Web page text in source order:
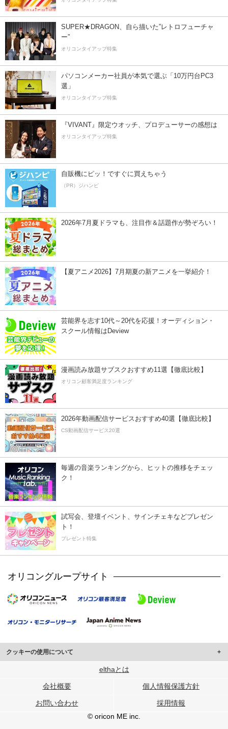
SUPER★DRAGON、自ら描いた”レトロフューチャ
ー”
オリコンタイアップ特集
パソコンメーカー社員が本気で選ぶ「10万円台PC3
選」
オリコンタイアップ特集
『VIVANT』限定ウオッチ、プロデューサーの感想は
オリコンタイアップ特集
自販機にピッ！ですぐに買えちゃう
（PR）ジハンピ
2026年7月夏ドラマも、注目作＆話題作が勢ぞろい！
【夏アニメ2026】7月期夏の新アニメを一挙紹介！
芸能界を志す10代～20代を応援！オーディション・
スクール情報はDeview
漫画読み放題サブスクおすすめ11選【徹底比較】
オリコン顧客満足度ランキング
2026年動画配信サービスおすすめ40選【徹底比較】
CS動画配信サービス20選
毎週の音楽ランキングから、ヒットの推移をチェッ
ク！
試写会、登壇イベント、サインチェキなどプレゼン
ト！
プレゼント特集
オリコングループサイト
クッキーの使用について
このサイトでは Cookie を使用して、ユーザーに合わせたコンテンツや広告の
行っています。
メディアや広告配信、データ解析の各パートナーに提供しています。
各パートナーは、この情報とユーザーが各パートナーに提供した他の情報や、
ユーザーが各パートナーのサービスを使用したときに収集した他の情報を組み
elthaとは
会社概要 個人情報保護方針
お問い合わせ
採用情報
© oricon ME inc.